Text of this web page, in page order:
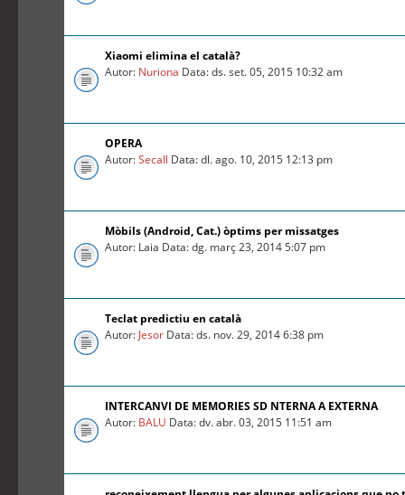
Xiaomi elimina el català?
Autor: Nuriona Data: ds. set. 05, 2015 10:32 am
OPERA
Autor:Secall Data: dl. ago. 10, 2015 12:13 pm
Mòbils (Android, Cat.) òptims per missatges
Autor: Laia Data: dg. març 23, 2014 5:07 pm
Teclat predictiu en català
Autor: Jesor Data: ds. nov. 29, 2014 6:38 pm
INTERCANVI DE MEMORIES SD NTERNA A EXTERNA
Autor: BALU Data: dv. abr. 03, 2015 11:51 am